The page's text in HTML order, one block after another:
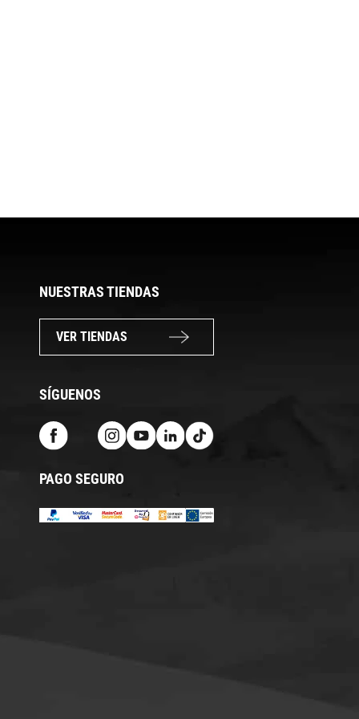
NUESTRAS TIENDAS
VER TIENDAS
SÍGUENOS
PAGO SEGURO